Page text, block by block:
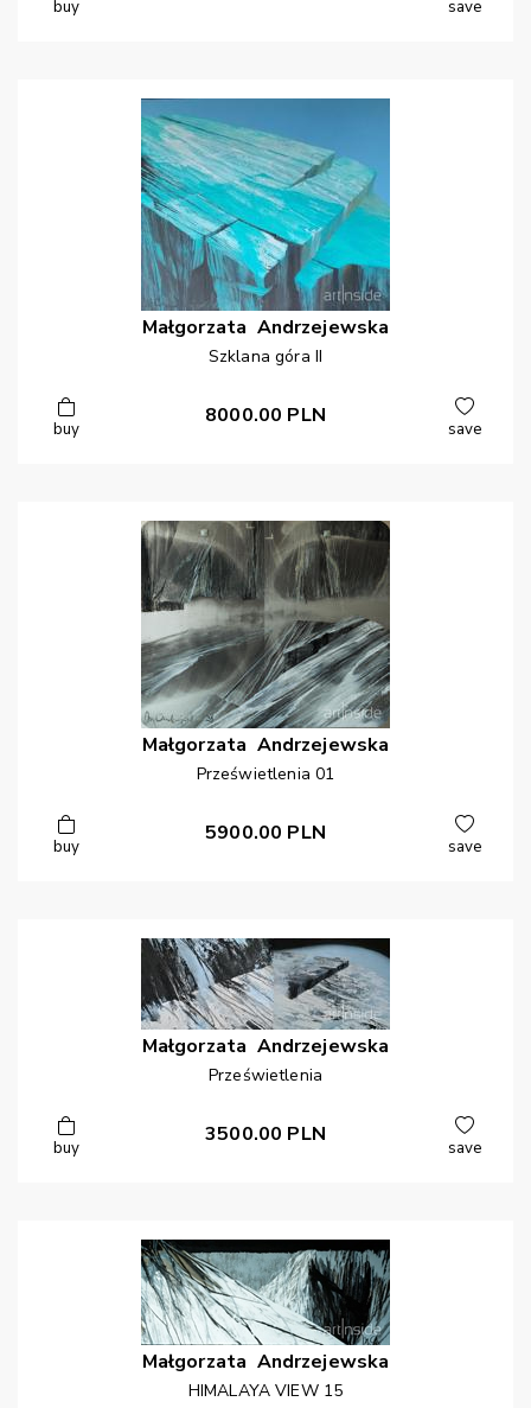
buy save
Małgorzata Andrzejewska
Szklana góra II
buy
8000.00 PLN
save
Małgorzata Andrzejewska
Prześwietlenia 01
buy
5900.00 PLN
save
Małgorzata Andrzejewska
Prześwietlenia
buy
3500.00 PLN
save
Małgorzata Andrzejewska
HIMALAYA VIEW 15